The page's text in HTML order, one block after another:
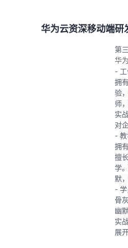
华为云资深移动端研
第
华
-
拥
验
师
实
对
-
拥
擅
学
默
-
骨
幽
实
展